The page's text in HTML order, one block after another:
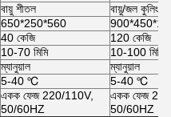
বায়ু শীতল
বায়ু/জল কুলিং
650*250*560
40 কেজি
120 কেজি
10-70 মিমি
10-100 মিমি
ম্যানুয়াল
ম্যানুয়াল
5-40 ℃
5-40 ℃
একক ফেজ 220/110V,
50/60HZ
একক ফেজ
50/60HZ